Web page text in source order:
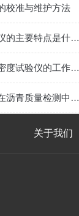
校准与维护方法
沥青弯曲梁流变仪的主要特点是什么呢？读完下文你就知道了
简述新国标灌砂密度试验仪的工作原理
沥青综合试验机在沥青质量检测中的作用和重要性？
关于我们